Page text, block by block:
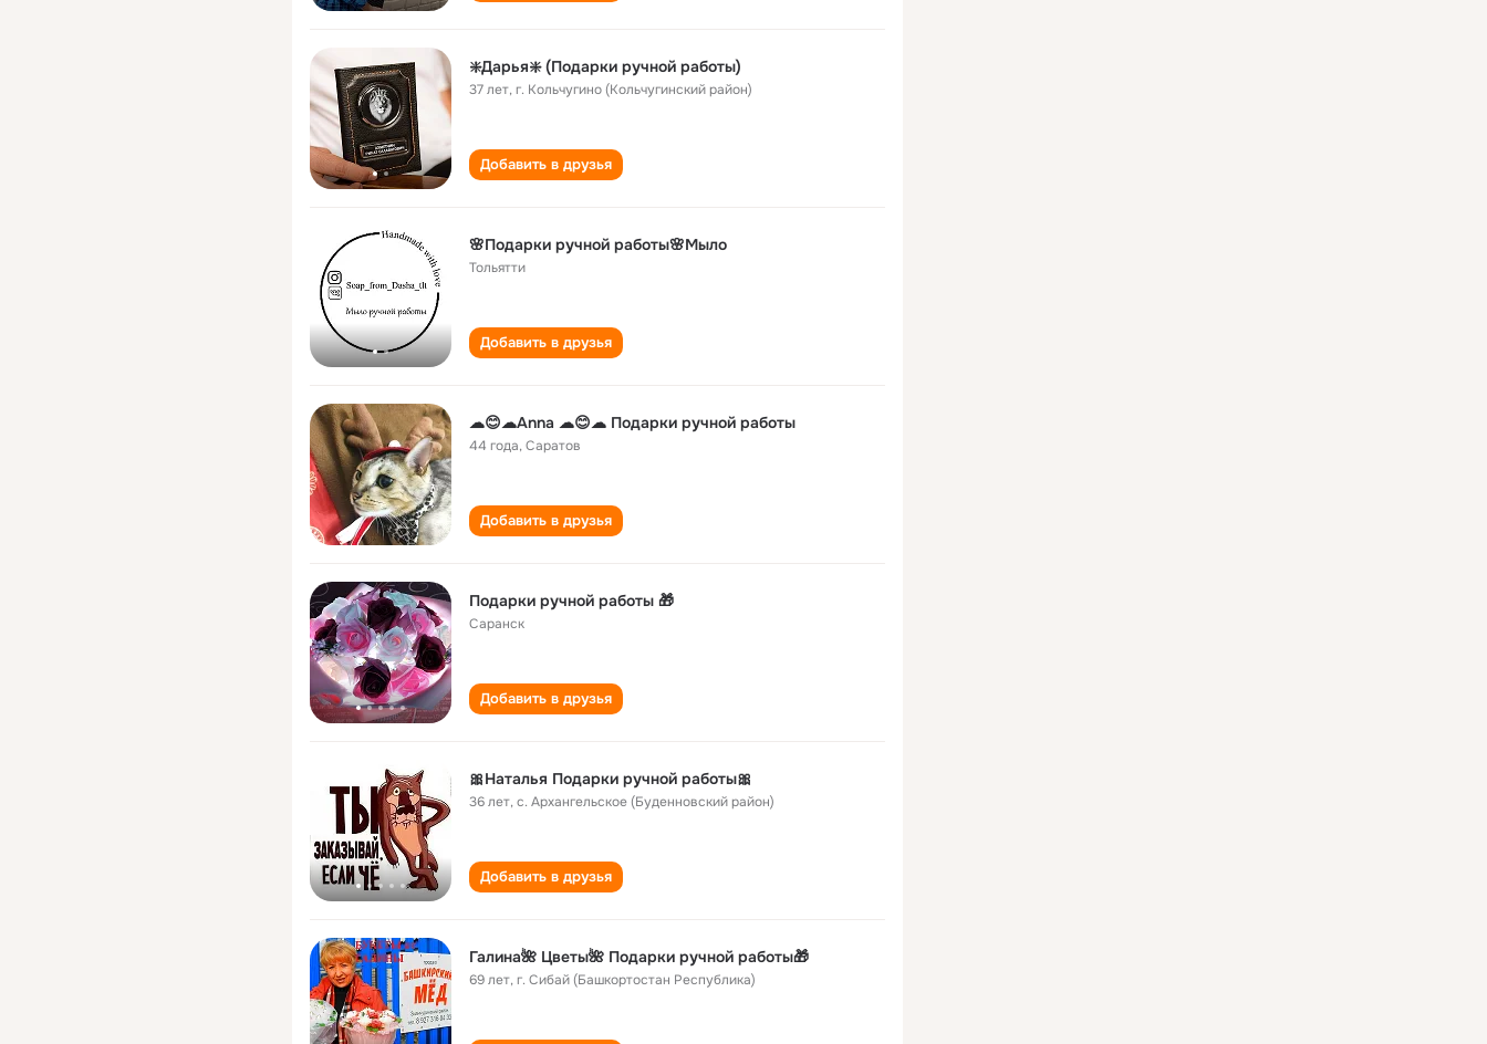
❇️Дарья❇️ (Подарки ручной работы)
37 лет,г. Кольчугино (Кольчугинский район)
Добавить в друзья
🌸Подарки ручной работы🌸Мыло
Тольятти
Добавить в друзья
☁😊☁Anna ☁😊☁ Подарки ручной работы
44 года,Саратов
Добавить в друзья
Подарки ручной работы 🎁
Саранск
Добавить в друзья
🎀Наталья Подарки ручной работы🎀
36 лет,с. Архангельское (Буденновский район)
Добавить в друзья
Галина🌺 Цветы🌺 Подарки ручной работы🎁
69 лет,г. Сибай (Башкортостан Республика)